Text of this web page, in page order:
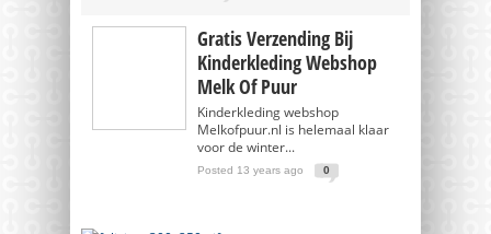
Gratis Verzending Bij
Kinderkleding Webshop
Melk Of Puur
Kinderkleding webshop
Melkofpuur.nl is helemaal klaar
voor de winter...
Posted 13 years ago 0